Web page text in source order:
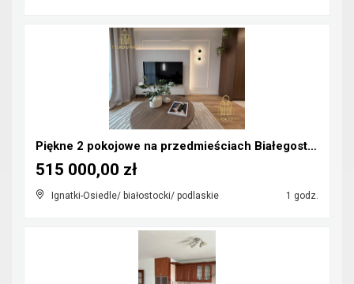
Piękne 2 pokojowe na przedmieściach Białegostoku.
Ignatki-Osiedle/ białostocki/ podlaskie 1 godz.
515 000,00 zł